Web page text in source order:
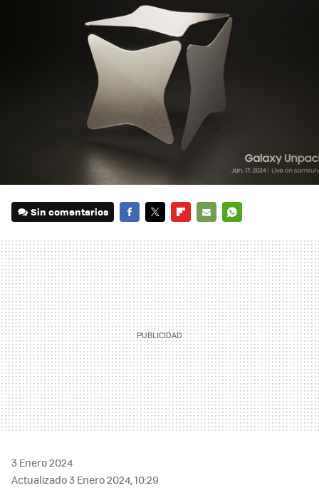
Sin comentarios
MAIL
3 Enero 2024
Actualizado 3 Enero 2024, 10:29